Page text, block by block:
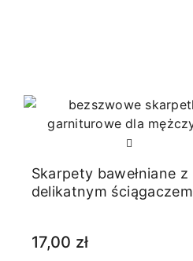
Skarpety bawełniane z
delikatnym ściągaczem
17,00 zł